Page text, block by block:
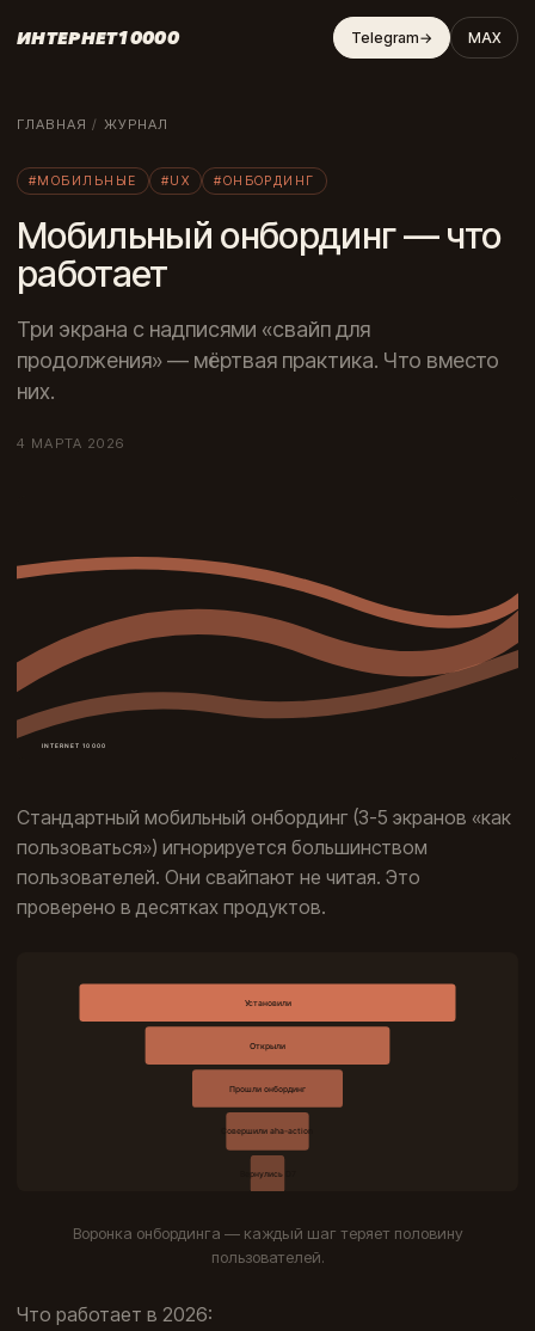
ИНТЕРНЕТ10000 Telegram→ MAX
ГЛАВНАЯ / ЖУРНАЛ
#МОБИЛЬНЫЕ #UX #ОНБОРДИНГ
Мобильный онбординг — что
работает
Три экрана с надписями «свайп для
продолжения» — мёртвая практика. Что вместо
них.
4 МАРТА 2026
Стандартный мобильный онбординг (3-5 экранов «как
пользоваться») игнорируется большинством
пользователей. Они свайпают не читая. Это
проверено в десятках продуктов.
Воронка онбординга — каждый шаг теряет половину
пользователей.
Что работает в 2026: